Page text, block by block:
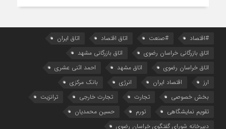
#اقتصاد #صنعت اتاق اقتصاد
اتاق ایران
اتاق بازرگانی خراسان رضوی
اتاق بازرگانی مشهد
اتاق خراسان رضوی
اتاق مشهد
احمد اثنی عشری
ارز
اقتصاد ایران انرژی
بانک مرکزی
بخش خصوصی
تجارت تجارت خارجی
ترانزیت
تقویم نمایشگاهی
تورم
حسین محمدیان
دبیرخانه شورای گفتگوی خراسان رضوی